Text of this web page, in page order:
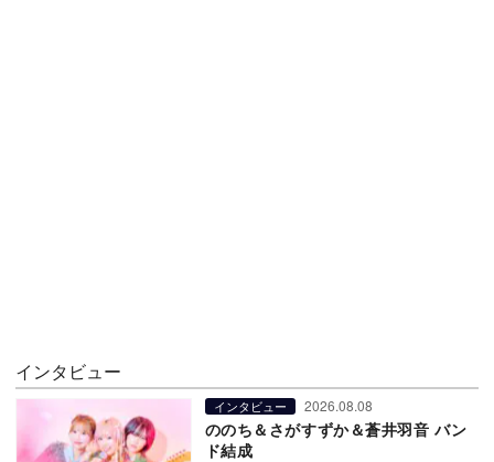
インタビュー
インタビュー 2026.08.08
ののち＆さがすずか＆蒼井羽音 バン
ド結成